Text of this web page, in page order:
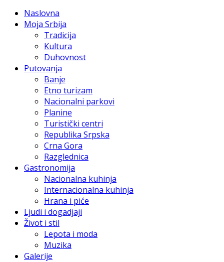
Naslovna
Moja Srbija
Tradicija
Kultura
Duhovnost
Putovanja
Banje
Etno turizam
Nacionalni parkovi
Planine
Turistički centri
Republika Srpska
Crna Gora
Razglednica
Gastronomija
Nacionalna kuhinja
Internacionalna kuhinja
Hrana i piće
Ljudi i dogadjaji
Život i stil
Lepota i moda
Muzika
Galerije